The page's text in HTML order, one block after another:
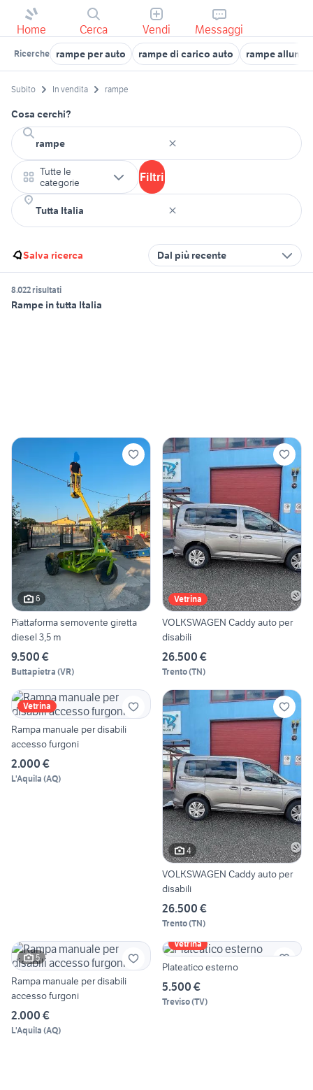
Home Cerca Vendi Messaggi
Ricerche rampe per auto rampe di carico auto rampe
Subito In vendita rampe
Cosa cerchi?
Tutte le
categorie
Filtri
Salva ricerca Dal più recente
8.022 risultati
Rampe in tutta Italia
6
Piattaforma semovente giretta
diesel 3,5 m
9.500 €
Buttapietra (VR)
Vetrina
VOLKSWAGEN Caddy auto per
disabili
26.500 €
Trento(TN)
Vetrina
Rampa manuale per disabili
accesso furgoni
2.000 €
L'Aquila (AQ)
4
VOLKSWAGEN Caddy auto per
disabili
26.500 €
Trento(TN)
5
Rampa manuale per disabili
accesso furgoni
2.000 €
L'Aquila (AQ)
Vetrina
Plateatico esterno
5.500 €
Treviso(TV)